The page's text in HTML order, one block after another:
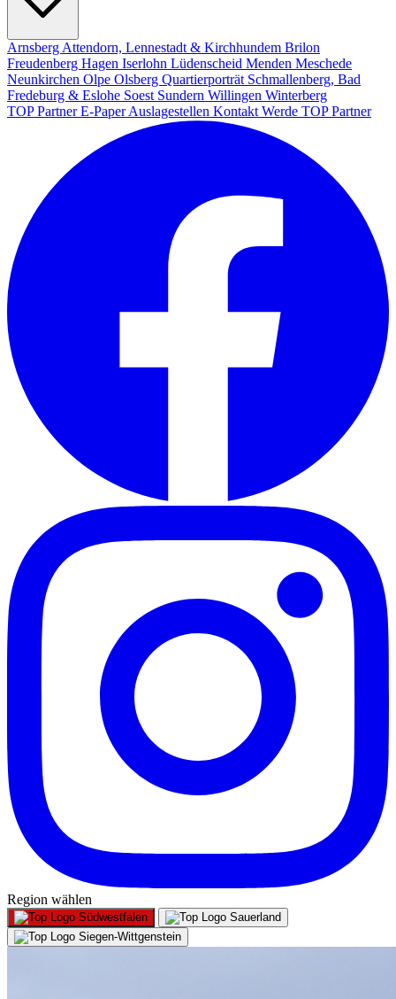
Arnsberg Attendorn, Lennestadt & Kirchhundem Brilon
Freudenberg Hagen Iserlohn Lüdenscheid Menden Meschede
Neunkirchen Olpe Olsberg Quartierporträt Schmallenberg, Bad
Fredeburg & Eslohe Soest Sundern Willingen Winterberg
TOP PartnerE-PaperAuslagestellen Kontakt Werde TOP Partner
Region wählen
Südwestfalen
Sauerland
Siegen-Wittgenstein